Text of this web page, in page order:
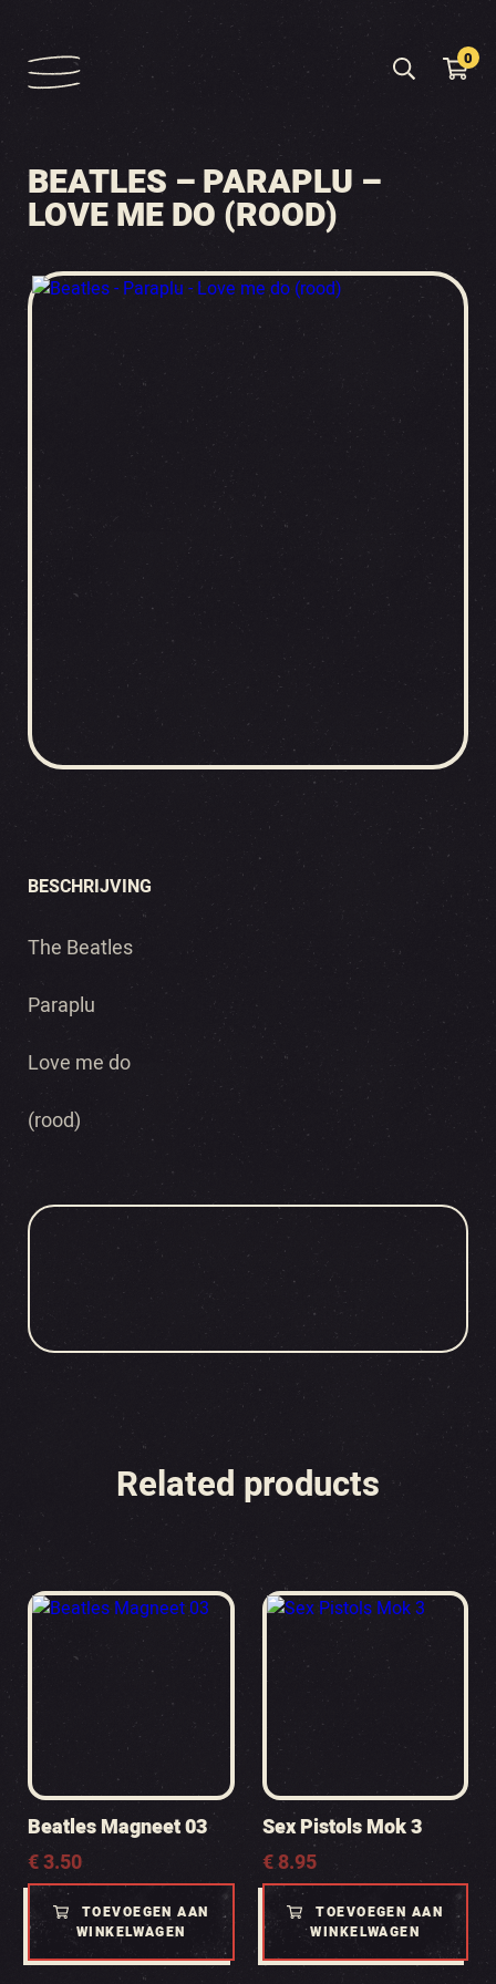
0
BEATLES – PARAPLU –
LOVE ME DO (ROOD)
BESCHRIJVING
The Beatles
Paraplu
Love me do
(rood)
Related products
Beatles Magneet 03
€3.50
TOEVOEGEN AAN
WINKELWAGEN
Sex Pistols Mok 3
€8.95
TOEVOEGEN AAN
WINKELWAGEN